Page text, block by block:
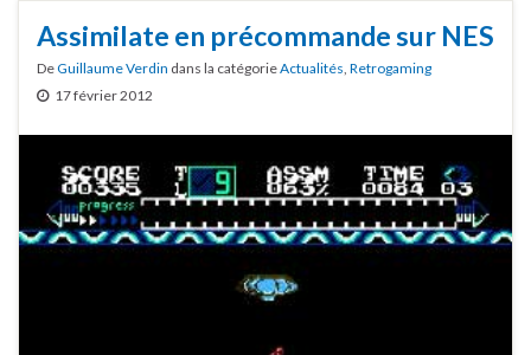
Assimilate en précommande sur NES
DeGuillaume Verdin dans la catégorieActualités Retrogaming
17 février 2012